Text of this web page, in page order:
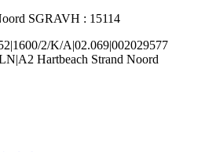
SGRAVH : 15114
2/K/A|02.069|002029577
Hartbeach Strand Noord